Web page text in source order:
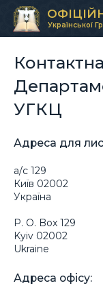
Української
УГКЦ
Адреса для
а/с 129
Київ 02002
Україна
P. O. Box 129
Kyiv 02002
Ukraine
Адреса офісу: